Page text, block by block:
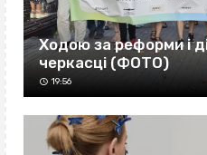
Ходою за реформи і
черкасці (ФОТО)
19:56